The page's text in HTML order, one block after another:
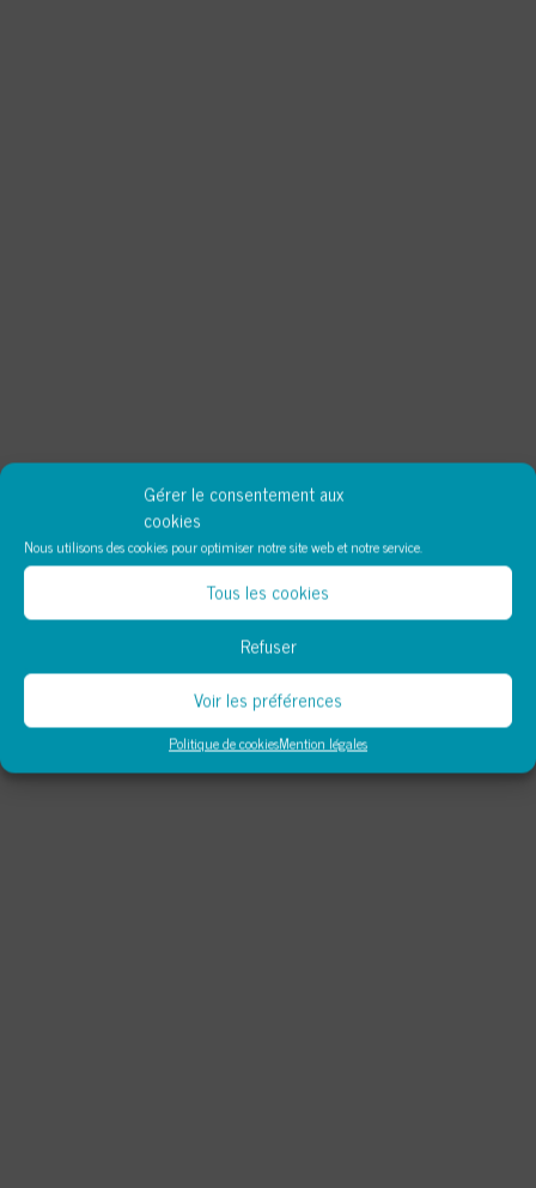
Gérer le consentement aux
cookies
Nous utilisons des cookies pour optimiser notre site web et notre service.
Tous les cookies
Refuser
Voir les préférences
Politique de cookiesMention légales